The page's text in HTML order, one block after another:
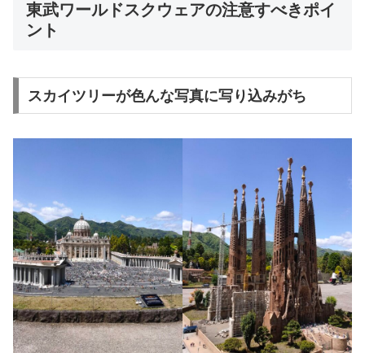
東武ワールドスクウェアの注意すべきポイ
ント
スカイツリーが色んな写真に写り込みがち